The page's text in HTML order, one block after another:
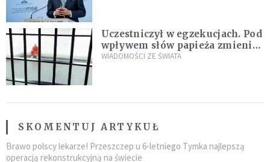
Uczestniczył w egzekucjach. Pod
wpływem słów papieża zmienił
zdanie
WIADOMOŚCI ZE ŚWIATA
SKOMENTUJ ARTYKUŁ
Brawo polscy lekarze! Przeszczep u 6-letniego Tymka najlepszą
operacją rekonstrukcyjną na świecie